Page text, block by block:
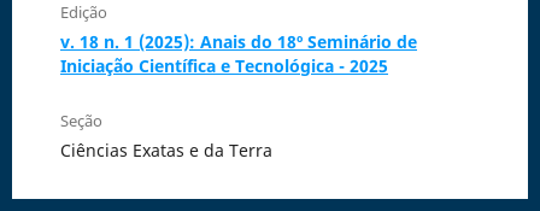
Edição
v. 18 n. 1 (2025): Anais do 18º Seminário de
Iniciação Científica e Tecnológica - 2025
Seção
Ciências Exatas e da Terra